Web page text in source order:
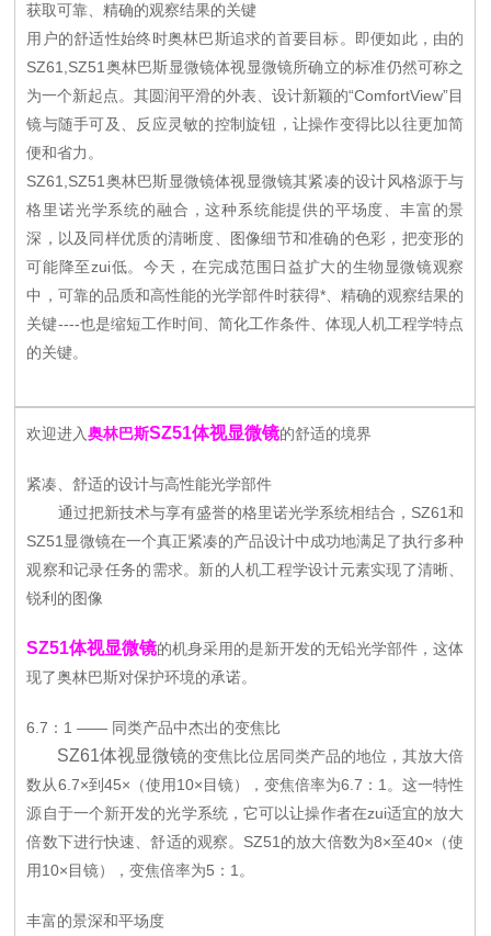
获取可靠、精确的观察结果的关键
用户的舒适性始终时奥林巴斯追求的首要目标。即便如此，由的
SZ61,SZ51奥林巴斯显微镜体视显微镜所确立的标准仍然可称之
为一个新起点。其圆润平滑的外表、设计新颖的“ComfortView”目
镜与随手可及、反应灵敏的控制旋钮，让操作变得比以往更加简
便和省力。
SZ61,SZ51奥林巴斯显微镜体视显微镜其紧凑的设计风格源于与
格里诺光学系统的融合，这种系统能提供的平场度、丰富的景
深，以及同样优质的清晰度、图像细节和准确的色彩，把变形的
可能降至zui低。今天，在完成范围日益扩大的生物显微镜观察
中，可靠的品质和高性能的光学部件时获得*、精确的观察结果的
关键----也是缩短工作时间、简化工作条件、体现人机工程学特点
的关键。
欢迎进入奥林巴斯SZ51体视显微镜的舒适的境界
紧凑、舒适的设计与高性能光学部件
通过把新技术与享有盛誉的格里诺光学系统相结合，SZ61和
SZ51显微镜在一个真正紧凑的产品设计中成功地满足了执行多种
观察和记录任务的需求。新的人机工程学设计元素实现了清晰、
锐利的图像
SZ51体视显微镜的机身采用的是新开发的无铅光学部件，这体
现了奥林巴斯对保护环境的承诺。
6.7：1 —— 同类产品中杰出的变焦比
SZ61体视显微镜的变焦比位居同类产品的地位，其放大倍
数从6.7×到45×（使用10×目镜），变焦倍率为6.7：1。这一特性
源自于一个新开发的光学系统，它可以让操作者在zui适宜的放大
倍数下进行快速、舒适的观察。SZ51的放大倍数为8×至40×（使
用10×目镜），变焦倍率为5：1。
丰富的景深和平场度